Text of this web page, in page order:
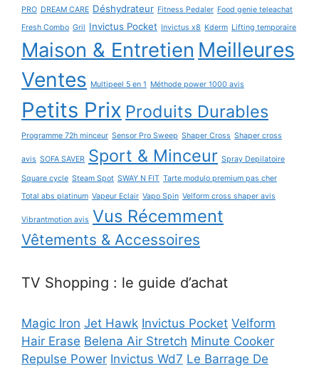
PRO DREAM CARE Déshydrateur Fitness Pedaler Food genie teleachat
Fresh Combo Gril Invictus Pocket Invictus x8 Kderm Lifting temporaire
Maison & Entretien Meilleures
Ventes Multipeel 5 en 1 Méthode power 1000 avis
Petits Prix Produits Durables
Programme 72h minceur Sensor Pro Sweep Shaper Cross Shaper cross
avis SOFA SAVER Sport & Minceur Spray Depilatoire
Square cycle Steam Spot SWAY N FIT Tarte modulo premium pas cher
Total abs platinum Vapeur Eclair Vapo Spin Velform cross shaper avis
Vibrantmotion avis Vus Récemment
Vêtements & Accessoires
TV Shopping : le guide d’achat
Magic Iron Jet Hawk Invictus Pocket Velform
Hair Erase Belena Air Stretch Minute Cooker
Repulse Power Invictus Wd7 Le Barrage De